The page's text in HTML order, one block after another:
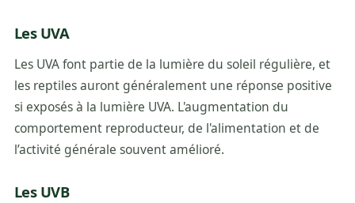
Les UVA
Les UVA font partie de la lumière du soleil régulière, et
les reptiles auront généralement une réponse positive
si exposés à la lumière UVA. L'augmentation du
comportement reproducteur, de l'alimentation et de
l’activité générale souvent amélioré.
Les UVB